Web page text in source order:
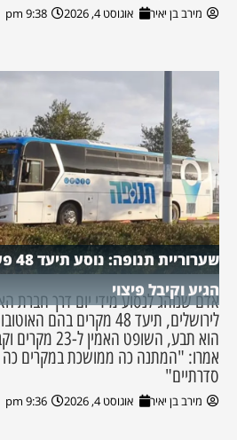
מירב בן יאיר אוגוסט 4, 2026 9:38 pm
הגיע וקיבל פיצוי
אדם שנוהג לנסוע מידי יום דרך חברת
לירושלים, תיעד 48 מקרים
הוא תבע,
אמרו: "המתנה כה ממושכת במקרים כה
סדרתיים"
מירב בן יאיר אוגוסט 4, 2026 9:36 pm